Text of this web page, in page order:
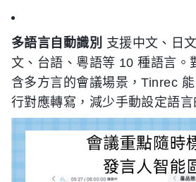
多語言自動識別 支援中文、日
文、台語、粵語等 10 種語言。
含多方言的會議場景，Tinrec
行對應轉寫，減少手動設定語言